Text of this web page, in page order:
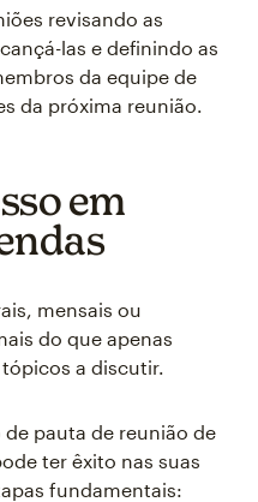
revisando as
las e definindo as
da equipe de
da próxima reunião.
em
mensais ou
do que apenas
a discutir.
pauta de reunião de
ter êxito nas suas
fundamentais: